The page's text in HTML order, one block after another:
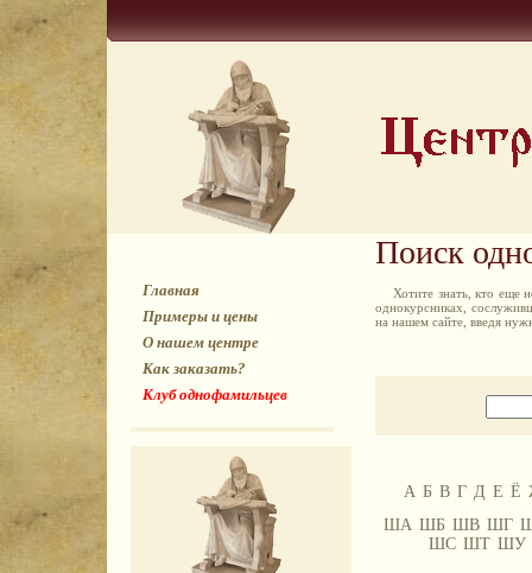
Главная
Примеры и цены
О нашем центре
Как заказать?
Клуб однофамильцев
Поиск
Хотите знать, кто еще
однокурсниках,
на нашем сайте, введя
А Б В Г Д Е Ё
ША ШБ ШВ ШГ
ШС ШТ ШУ